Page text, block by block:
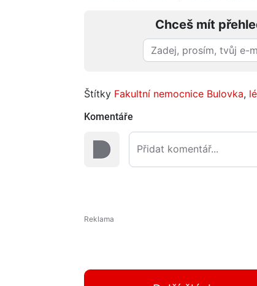
Chceš mít
Štítky Fakultní nemocnice Bulovka,
Komentáře